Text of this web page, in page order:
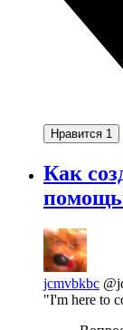
Нравится 1
Как
jcmvbkbc
"I'm here to